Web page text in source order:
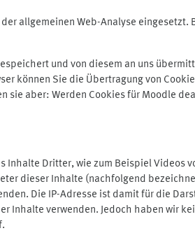
allgemeinen Web-Analyse
und von diesem an uns
können Sie die Übertragung von
sie aber: Werden Cookies für Moodle
Dritter, wie zum Beispiel Videos
dieser Inhalte (nachfolgend
Die IP-Adresse ist damit für die
Inhalte verwenden. Jedoch haben wir